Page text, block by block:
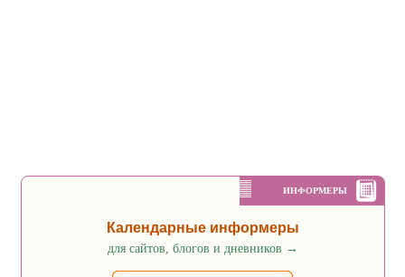
ИНФОРМЕРЫ
Календарные информеры
для сайтов, блогов и дневников →